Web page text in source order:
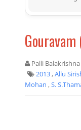
Palli Balakrishna
2013,Allu
Mohan ,S.